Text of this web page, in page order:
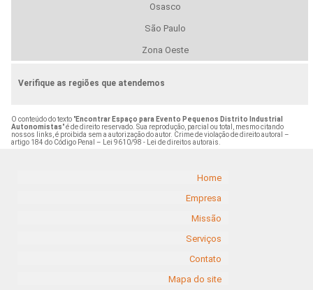
Osasco
São Paulo
Zona Oeste
Verifique as regiões que atendemos
O conteúdo do texto "Encontrar Espaço para Evento Pequenos Distrito Industrial
Autonomistas" é de direito reservado. Sua reprodução, parcial ou total, mesmo citando
nossos links, é proibida sem a autorização do autor. Crime de violação de direito autoral –
artigo 184 do Código Penal –
Lei 9610/98 - Lei de direitos autorais
Home
Empresa
Missão
Serviços
Contato
Mapa do site